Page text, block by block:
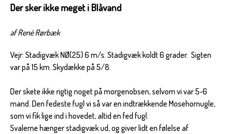
Der sker ikke meget i Blåvand
af René Rørbæk
Vejr: Stadigvæk NØ(25) 6 m/s. Stadigvæk koldt 6 grader. Sigten
var på 15 km. Skydække på 5/8.
Der skete ikke rigtig noget på morgenobsen, selvom vi var 5-6
mand. Den fedeste fugl vi så var en indtrækkende Mosehornugle,
som vi fik lige ind i hovedet, altid en fed fugl.
Svalerne hænger stadigvæk ud, og giver lidt en følelse af